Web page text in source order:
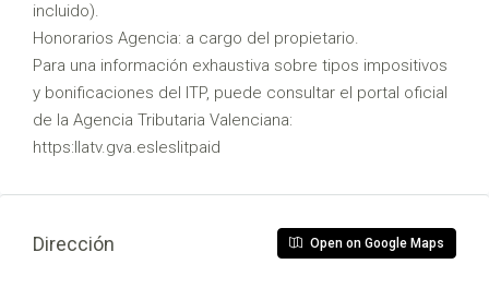
incluido).
Honorarios Agencia: a cargo del propietario.
Para una información exhaustiva sobre tipos impositivos
y bonificaciones del ITP, puede consultar el portal oficial
de la Agencia Tributaria Valenciana:
https:llatv.gva.esleslitpaid
Dirección Open on Google Maps